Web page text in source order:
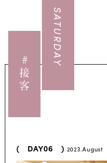
SATURDAY
#接客
( DAY06 ) 2023.August